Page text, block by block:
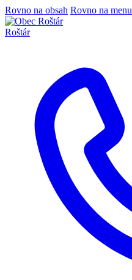
Rovno na obsah Rovno na menu
Roštár